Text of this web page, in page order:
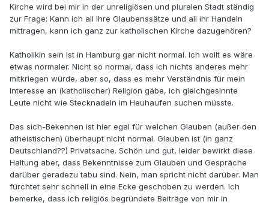
Kirche wird bei mir in der unreligiösen und pluralen Stadt ständig
zur Frage: Kann ich all ihre Glaubenssätze und all ihr Handeln
mittragen, kann ich ganz zur katholischen Kirche dazugehören?
Katholikin sein ist in Hamburg gar nicht normal. Ich wollt es wäre
etwas normaler. Nicht so normal, dass ich nichts anderes mehr
mitkriegen würde, aber so, dass es mehr Verständnis für mein
Interesse an (katholischer) Religion gäbe, ich gleichgesinnte
Leute nicht wie Stecknadeln im Heuhaufen suchen müsste.
Das sich-Bekennen ist hier egal für welchen Glauben (außer den
atheistischen) überhaupt nicht normal. Glauben ist (in ganz
Deutschland??) Privatsache. Schön und gut, leider bewirkt diese
Haltung aber, dass Bekenntnisse zum Glauben und Gespräche
darüber geradezu tabu sind. Nein, man spricht nicht darüber. Man
fürchtet sehr schnell in eine Ecke geschoben zu werden. Ich
bemerke, dass ich religiös begründete Beiträge von mir in